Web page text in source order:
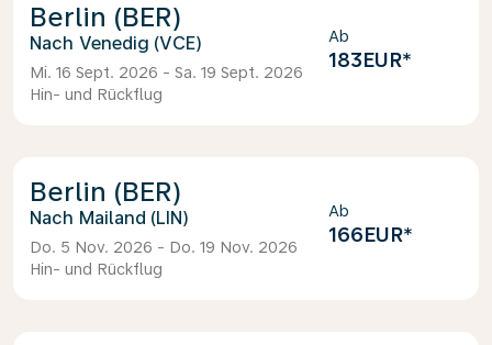
Berlin (BER)
Venedig (VCE)
Mi. 16 Sept. 2026 - Sa. 19 Sept. 2026
Hin- und Rückflug
Ab
183EUR*
Berlin (BER)
Mailand (LIN)
Do. 5 Nov. 2026 - Do. 19 Nov. 2026
Hin- und Rückflug
Ab
166EUR*